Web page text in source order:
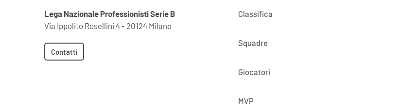
Lega Nazionale Professionisti Serie B
Via Ippolito Rosellini 4 - 20124 Milano
Contatti
Classifica
Squadre
Giocatori
MVP